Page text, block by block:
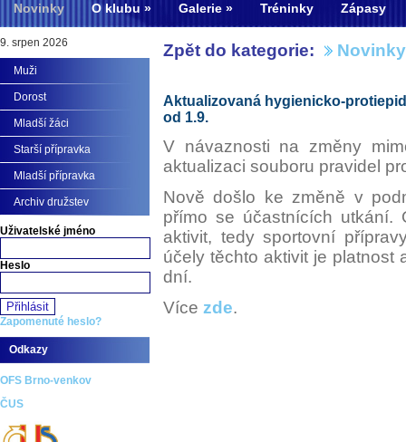
Novinky O klubu Galerie Tréninky Zápasy
Zpět do kategorie: Novinky
Aktualizovaná hygienicko-
od 1.9.
V návaznosti na změny
aktualizaci souboru pravidel
Nově došlo ke změně v
přímo se účastnících utkání.
aktivit, tedy sportovní
účely těchto aktivit je platnost
dní.
Více zde.
9. srpen 2026
Muži
Dorost
Mladší žáci
Starší přípravka
Mladší přípravka
Archiv družstev
Uživatelské jméno
Heslo
Zapomenuté heslo?
Odkazy
OFS Brno-venkov
ČUS